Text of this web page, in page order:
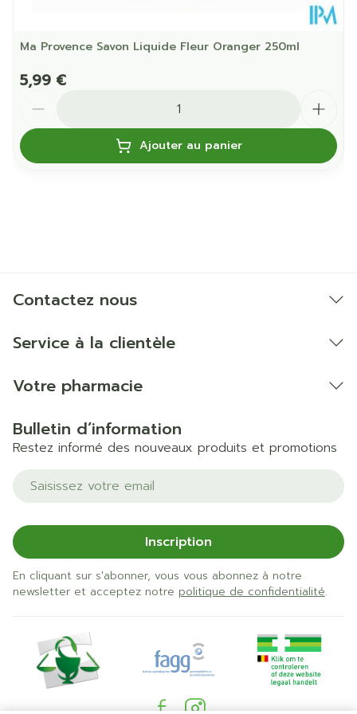
Ma Provence Savon Liquide Fleur Oranger 250ml
5,99 €
Ajouter au panier
Contactez nous
Service à la clientèle
Votre pharmacie
Bulletin d’information
Restez informé des nouveaux produits et promotions
Adresse mail
Inscription
En cliquant sur s'abonner, vous vous abonnez à notre
newsletter et acceptez notre politique de confidentialité.